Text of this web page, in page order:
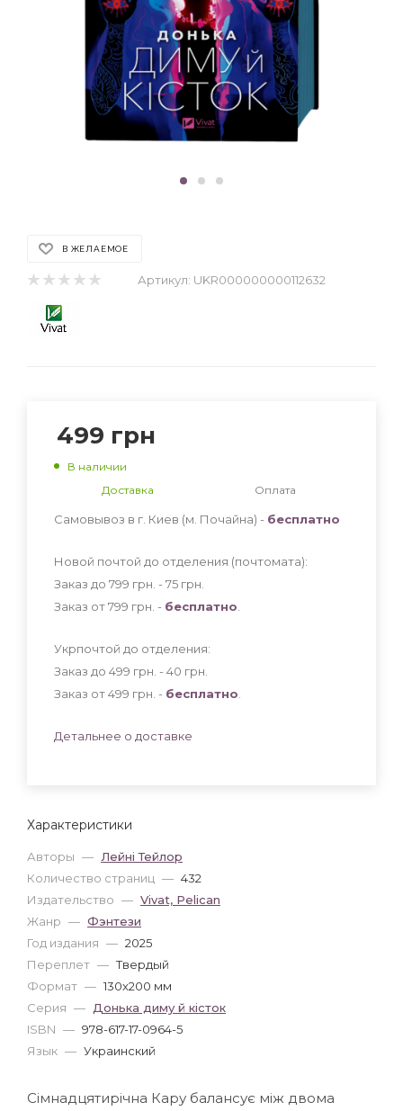
В ЖЕЛАЕМОЕ
Артикул: UKR000000000112632
Характеристики
Авторы — Лейні Тейлор
Количество страниц — 432
Издательство — Vivat, Pelican
Жанр — Фэнтези
Год издания — 2025
Переплет — Твердый
Формат — 130x200 мм
Серия — Донька диму й кісток
ISBN — 978-617-17-0964-5
Язык — Украинский
499 грн
В наличии
Доставка
Оплата
Самовывоз в г. Киев (м. Почайна) - бесплатно
Новой почтой до отделения (почтомата):
Заказ до 799 грн. - 75 грн
Заказ от 799 грн. - бесплатно
Укрпочтой до отделения:
Заказ до 499 грн. - 40 грн
Заказ от 499 грн. - бесплатно
Детальнее о доставке
Сімнадцятирічна Кару балансує між двома